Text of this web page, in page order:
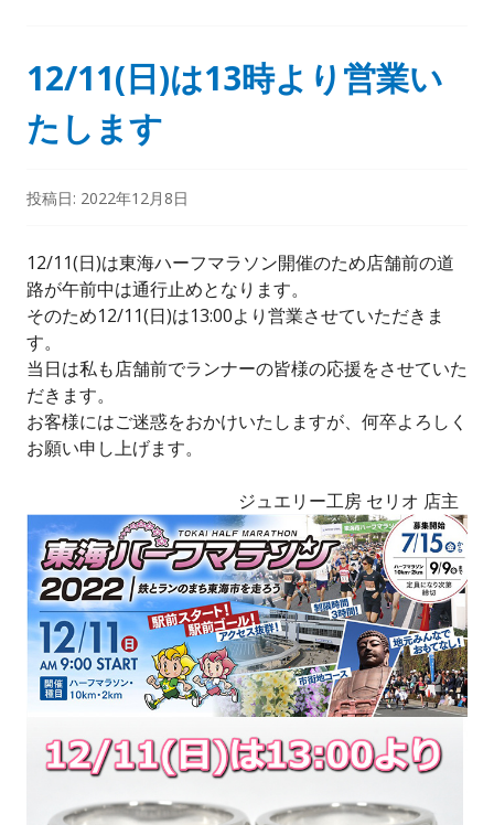
12/11(日)は13時より営業い
たします
投稿日: 2022年12月8日
12/11(日)は東海ハーフマラソン開催のため店舗前の道
路が午前中は通行止めとなります。
そのため12/11(日)は13:00より営業させていただきま
す。
当日は私も店舗前でランナーの皆様の応援をさせていた
だきます。
お客様にはご迷惑をおかけいたしますが、何卒よろしく
お願い申し上げます。
ジュエリー工房 セリオ 店主